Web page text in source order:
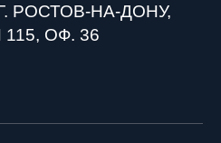
РОСТОВ-НА-ДОНУ,
ОФ. 36